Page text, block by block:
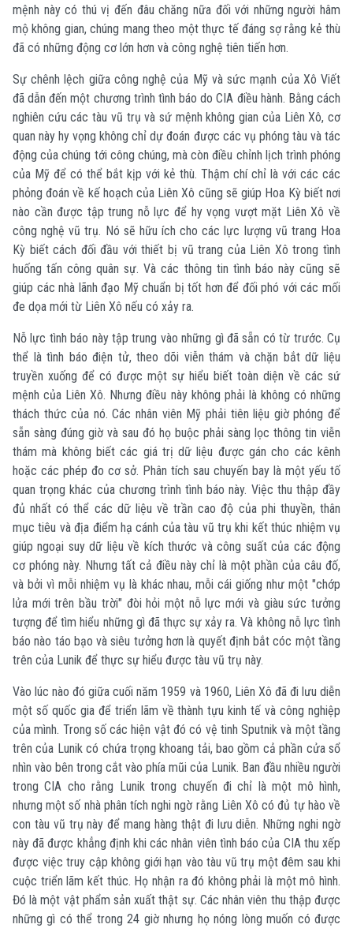
mệnh này có thú vị đến đâu chăng nữa đối với những người hâm
mộ không gian, chúng mang theo một thực tế đáng sợ rằng kẻ thù
đã có những động cơ lớn hơn và công nghệ tiên tiến hơn.
Sự chênh lệch giữa công nghệ của Mỹ và sức mạnh của Xô Viết
đã dẫn đến một chương trình tình báo do CIA điều hành. Bằng cách
nghiên cứu các tàu vũ trụ và sứ mệnh không gian của Liên Xô, cơ
quan này hy vọng không chỉ dự đoán được các vụ phóng tàu và tác
động của chúng tới công chúng, mà còn điều chỉnh lịch trình phóng
của Mỹ để có thể bắt kịp với kẻ thù. Thậm chí chỉ là với các các
phỏng đoán về kế hoạch của Liên Xô cũng sẽ giúp Hoa Kỳ biết nơi
nào cần được tập trung nỗ lực để hy vọng vượt mặt Liên Xô về
công nghệ vũ trụ. Nó sẽ hữu ích cho các lực lượng vũ trang Hoa
Kỳ biết cách đối đầu với thiết bị vũ trang của Liên Xô trong tình
huống tấn công quân sự. Và các thông tin tình báo này cũng sẽ
giúp các nhà lãnh đạo Mỹ chuẩn bị tốt hơn để đối phó với các mối
đe dọa mới từ Liên Xô nếu có xảy ra.
Nỗ lực tình báo này tập trung vào những gì đã sẵn có từ trước. Cụ
thể là tình báo điện tử, theo dõi viễn thám và chặn bắt dữ liệu
truyền xuống để có được một sự hiểu biết toàn diện về các sứ
mệnh của Liên Xô. Nhưng điều này không phải là không có những
thách thức của nó. Các nhân viên Mỹ phải tiên liệu giờ phóng để
sẵn sàng đúng giờ và sau đó họ buộc phải sàng lọc thông tin viễn
thám mà không biết các giá trị dữ liệu được gán cho các kênh
hoặc các phép đo cơ sở. Phân tích sau chuyến bay là một yếu tố
quan trọng khác của chương trình tình báo này. Việc thu thập đầy
đủ nhất có thể các dữ liệu về trần cao độ của phi thuyền, thân
mục tiêu và địa điểm hạ cánh của tàu vũ trụ khi kết thúc nhiệm vụ
giúp ngoại suy dữ liệu về kích thước và công suất của các động
cơ phóng này. Nhưng tất cả điều này chỉ là một phần của câu đố,
và bởi vì mỗi nhiệm vụ là khác nhau, mỗi cái giống như một "chớp
lửa mới trên bầu trời" đòi hỏi một nỗ lực mới và giàu sức tưởng
tượng để tìm hiểu những gì đã thực sự xảy ra. Và không nỗ lực tình
báo nào táo bạo và siêu tưởng hơn là quyết định bắt cóc một tầng
trên của Lunik để thực sự hiểu được tàu vũ trụ này.
Vào lúc nào đó giữa cuối năm 1959 và 1960, Liên Xô đã đi lưu diễn
một số quốc gia để triển lãm về thành tựu kinh tế và công nghiệp
của mình. Trong số các hiện vật đó có vệ tinh Sputnik và một tầng
trên của Lunik có chứa trọng khoang tải, bao gồm cả phần cửa sổ
nhìn vào bên trong cắt vào phía mũi của Lunik. Ban đầu nhiều người
trong CIA cho rằng Lunik trong chuyến đi chỉ là một mô hình,
nhưng một số nhà phân tích nghi ngờ rằng Liên Xô có đủ tự hào về
con tàu vũ trụ này để mang hàng thật đi lưu diễn. Những nghi ngờ
này đã được khẳng định khi các nhân viên tình báo của CIA thu xếp
được việc truy cập không giới hạn vào tàu vũ trụ một đêm sau khi
cuộc triển lãm kết thúc. Họ nhận ra đó không phải là một mô hình.
Đó là một vật phẩm sản xuất thật sự. Các nhân viên thu thập được
những gì có thể trong 24 giờ nhưng họ nóng lòng muốn có được